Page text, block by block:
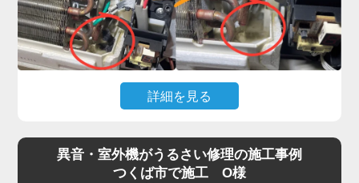
モーター・基板の劣化が重なり、本来の冷却性能の
半分以下しか発揮できていない状態も珍しくありま
せん。
「冷えが弱い」程度の軽微な症状を放置すると、コ
ンプレッサーが過負荷で焼き付くなど高額修理に発
ないトラブルに対して原因を切り分けながら点検
し、フィルター・冷媒・電気系統まで一貫して対
詳細を見る
いるといった「水漏れ」トラブルは、当店でも夏場
に集中するご相談です。
異音・室外機がうるさい修理の施工事例
つくば市で施工 O様